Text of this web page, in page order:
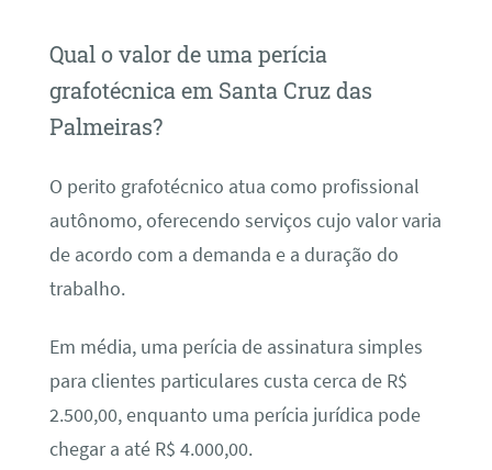
Qual o valor de uma perícia
grafotécnica em Santa Cruz das
Palmeiras?
O perito grafotécnico atua como profissional
autônomo, oferecendo serviços cujo valor varia
de acordo com a demanda e a duração do
trabalho.
Em média, uma perícia de assinatura simples
para clientes particulares custa cerca de R$
2.500,00, enquanto uma perícia jurídica pode
chegar a até R$ 4.000,00.